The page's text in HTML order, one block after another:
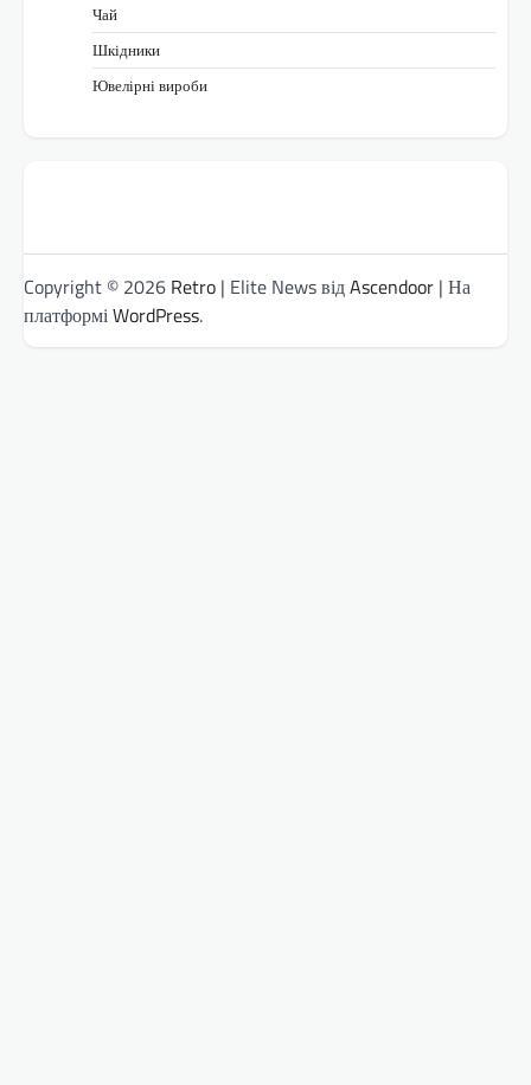
Чай
Шкідники
Ювелірні вироби
Copyright © 2026 Retro | Elite News відAscendoor | На
платформіWordPress.